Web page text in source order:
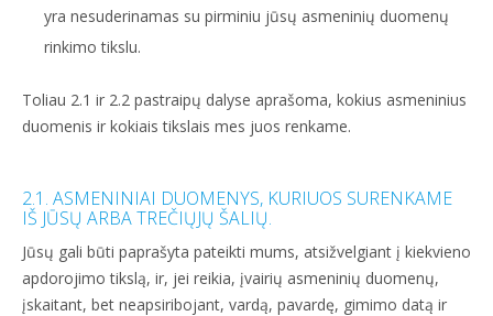
yra nesuderinamas su pirminiu jūsų asmeninių duomenų
rinkimo tikslu.
Toliau 2.1 ir 2.2 pastraipų dalyse aprašoma, kokius asmeninius
duomenis ir kokiais tikslais mes juos renkame.
2.1. ASMENINIAI DUOMENYS, KURIUOS SURENKAME
IŠ JŪSŲ ARBA TREČIŲJŲ ŠALIŲ.
Jūsų gali būti paprašyta pateikti mums, atsižvelgiant į kiekvieno
apdorojimo tikslą, ir, jei reikia, įvairių asmeninių duomenų,
įskaitant, bet neapsiribojant, vardą, pavardę, gimimo datą ir